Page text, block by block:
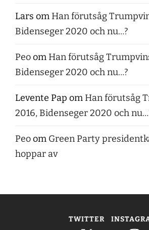
Lars om Han förutsåg
Bidenseger 2020 och nu…?
Peoom Han förutsåg
Bidenseger 2020 och nu…?
Levente Pap om Han förutsåg
2016, Bidenseger 2020 och
Peoom Green Party
hoppar av
TWITTER